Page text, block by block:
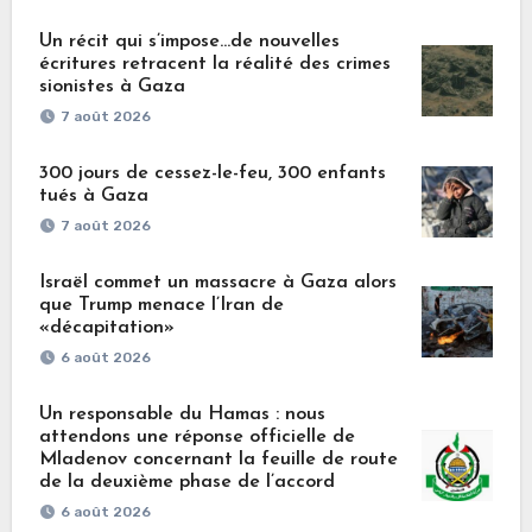
Un récit qui s’impose…de nouvelles
écritures retracent la réalité des crimes
sionistes à Gaza
7 août 2026
300 jours de cessez-le-feu, 300 enfants
tués à Gaza
7 août 2026
Israël commet un massacre à Gaza alors
que Trump menace l’Iran de
«décapitation»
6 août 2026
Un responsable du Hamas : nous
attendons une réponse officielle de
Mladenov concernant la feuille de route
de la deuxième phase de l’accord
6 août 2026